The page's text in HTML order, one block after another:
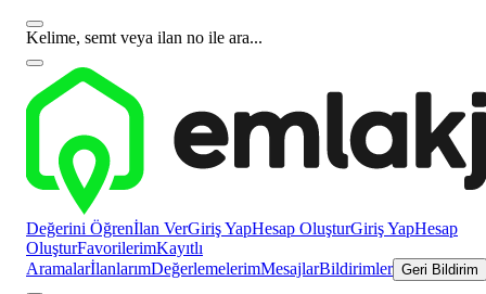
Kelime, semt veya ilan no ile ara...
Değerini Öğrenİlan VerGiriş YapHesap OluşturGiriş YapHesap
OluşturFavorilerimKayıtlı
AramalarİlanlarımDeğerlemelerimMesajlarBildirimler Geri Bildirim